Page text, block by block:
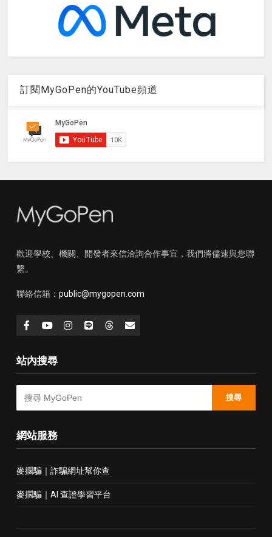
訂閱MyGoPen的YouTube頻道
歡迎學校、機關、開發者來信洽詢合作事宜，我們將儘速與您聯
繫。
聯絡信箱： public@mygopen.com
站內搜尋
搜尋
網站服務
麥擱騙｜詐騙網址幫你查
麥擱騙｜AI 查證學習平台